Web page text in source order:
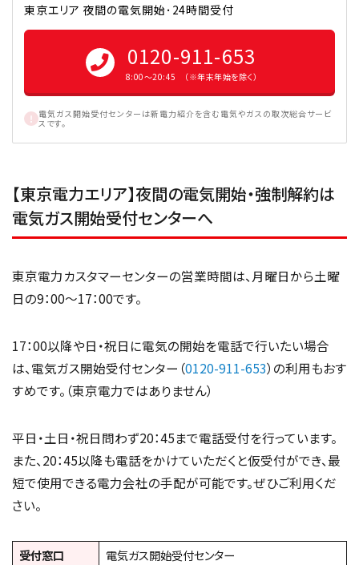
東京エリア 夜間の電気開始･24時間受付
0120-911-653
8:00〜20:45 （※年末年始を除く）
電気ガス開始受付センターは新電力紹介を含む電気やガスの取次総合サービ
スです。
【東京電力エリア】夜間の電気開始・強制解約は
電気ガス開始受付センターへ
東京電力カスタマーセンターの営業時間は、月曜日から土曜
日の9：00～17：00です。
17：00以降や日・祝日に電気の開始を電話で行いたい場合
は、電気ガス開始受付センター（0120-911-653）の利用もおす
すめです。（東京電力ではありません）
平日・土日・祝日問わず20：45まで電話受付を行っています。
また、20：45以降も電話をかけていただくと仮受付ができ、最
短で使用できる電力会社の手配が可能です。ぜひご利用くだ
さい。
受付窓口
電気ガス開始受付センター